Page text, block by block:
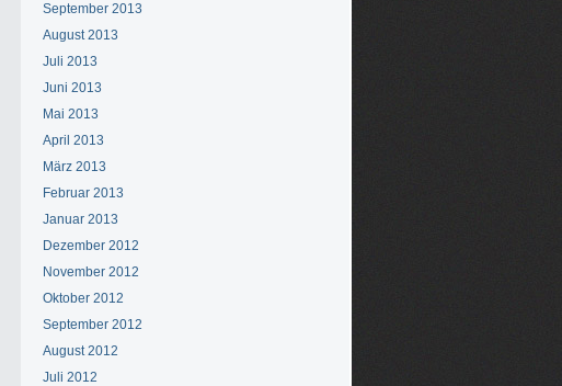
September 2013
August 2013
Juli 2013
Juni 2013
Mai 2013
April 2013
März 2013
Februar 2013
Januar 2013
Dezember 2012
November 2012
Oktober 2012
September 2012
August 2012
Juli 2012